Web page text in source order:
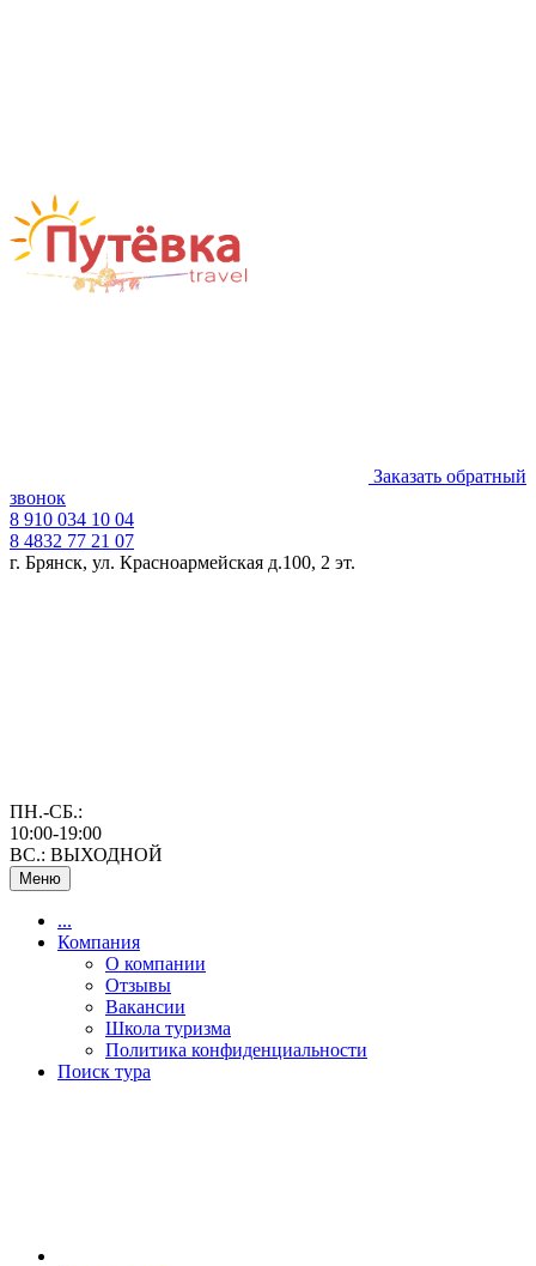
Заказать обратный
звонок
8 910 034 10 04
8 4832 77 21 07
г. Брянск, ул. Красноармейская д.100, 2 эт.
ПН.-СБ.:
10:00-19:00
ВС.: ВЫХОДНОЙ
Меню
...
Компания
О компании
Отзывы
Вакансии
Школа туризма
Политика конфиденциальности
Поиск тура